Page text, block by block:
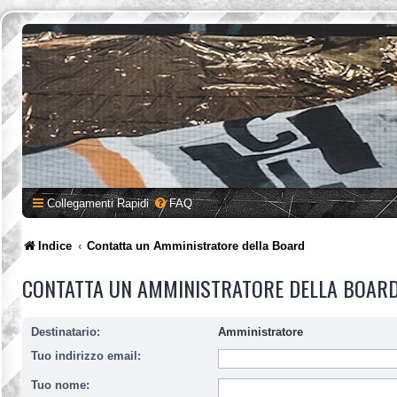
Collegamenti Rapidi FAQ
Indice Contatta un Amministratore della Board
CONTATTA UN AMMINISTRATORE DELLA
Destinatario:
Amministratore
Tuo indirizzo email:
Tuo nome: